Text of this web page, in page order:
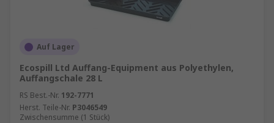
Auf Lager
Ecospill Ltd Auffang-Equipment aus Polyethylen,
Auffangschale 28 L
RS Best.-Nr. 192-7771
Herst. Teile-Nr. P3046549
Zwischensumme (1 Stück)